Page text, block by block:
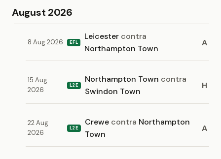
August 2026
8 Aug 2026 EFL
Leicester contra
Northampton Town
A
15 Aug
2026
L2E
Northampton Town contra
Swindon Town
H
22 Aug
2026
L2E
Crewe contra Northampton
Town
A